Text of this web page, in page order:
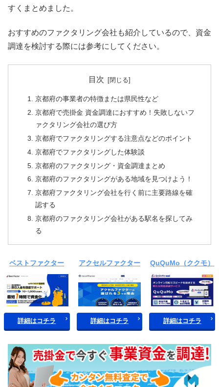
すくまとめました。
おすすめのファクタリング会社も紹介しているので、資金
調達を検討する際には参考にしてください。
目次
京都府の事業者の特徴または県民性など
京都府で売掛金 資金調達におすすめ！失敗しないフ
ァクタリング会社の選び方
京都府でファクタリングする注意点などのポイント
京都府でファクタリングした体験談
京都府のファクタリング・資金調達まとめ
京都府のファクタリングがある地域を見つけよう！
京都府ファクタリング会社を行く前に主要路線を確
認する
京都府のファクタリング会社がある駅名を探してみ
る
ベストファクター
詳細はコチラ
アクセルファクター
詳細はコチラ
QuQuMo（ククモ）
詳細はコチラ